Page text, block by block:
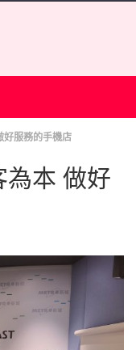
好服務的手機店
為本 做好